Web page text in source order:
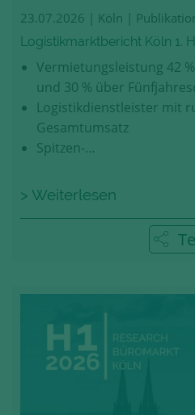
23.07.2026 | Köln |
Logistikmarktbericht Köln 1.
Vermietungsleistung 42
und 30 % über
Logistikdienstleister mit
Gesamtumsatz
Spitzen-…
> Weiterlesen